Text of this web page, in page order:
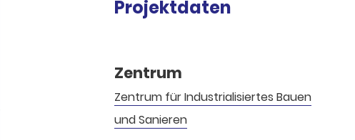
Projektdaten
Zentrum
Zentrum für Industrialisiertes Bauen
und Sanieren